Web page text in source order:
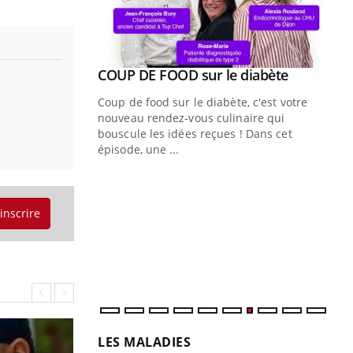
de bilan de
Youtube
COUP DE FOOD sur le diabèteYoutube
Coup de food sur le diabète, c'est votre
nouveau rendez-vous culinaire qui
bouscule les idées reçues ! Dans cet
épisode, une ...
LES MALADIES